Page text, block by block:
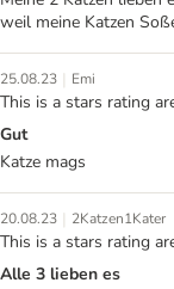
weil meine Katzen
25.08.23 | Emi
This is a stars rating
Gut
Katze mags
20.08.23 | 2Katzen1Kater
This is a stars rating
Alle 3 lieben es